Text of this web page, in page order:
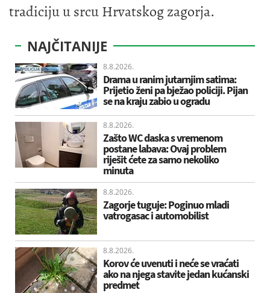
tradiciju u srcu Hrvatskog zagorja.
NAJČITANIJE
8.8.2026.
Drama u ranim jutarnjim satima:
Prijetio ženi pa bježao policiji. Pijan
se na kraju zabio u ogradu
8.8.2026.
Zašto WC daska s vremenom
postane labava: Ovaj problem
riješit ćete za samo nekoliko
minuta
8.8.2026.
Zagorje tuguje: Poginuo mladi
vatrogasac i automobilist
8.8.2026.
Korov će uvenuti i neće se vraćati
ako na njega stavite jedan kućanski
predmet